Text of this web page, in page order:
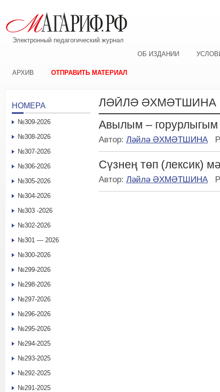
Электронный педагогический журнал
ОБ ИЗДАНИИ
АРХИВ ОТПРАВИТЬ МАТЕРИАЛ
ЛӘЙЛӘ ӘХМӘТШИНА
Авылым – горурлыгым
Автор: Ләйлә ӘХМӘТШИНА
Сүзнең төп (лексик)
Автор: Ләйлә ӘХМӘТШИНА
НОМЕРА
№309-2026
№308-2026
№307-2026
№306-2026
№305-2026
№304-2026
№303 -2026
№302-2026
№301 — 2026
№300-2026
№299-2026
№298-2026
№297-2026
№296-2026
№295-2026
№294-2025
№293-2025
№292-2025
№291-2025